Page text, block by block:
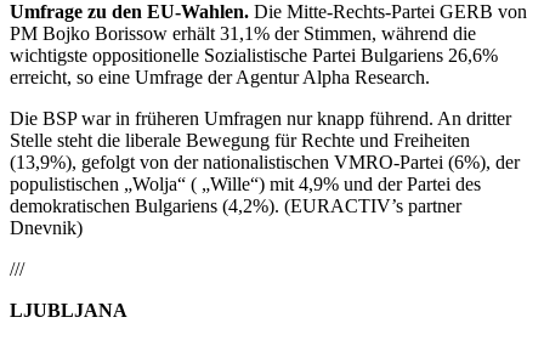
Umfrage zu den EU-Wahlen. Die Mitte-Rechts-Partei GERB von
PM Bojko Borissow erhält 31,1% der Stimmen, während die
wichtigste oppositionelle Sozialistische Partei Bulgariens 26,6%
erreicht, so eine Umfrage der Agentur Alpha Research.
Die BSP war in früheren Umfragen nur knapp führend. An dritter
Stelle steht die liberale Bewegung für Rechte und Freiheiten
(13,9%), gefolgt von der nationalistischen VMRO-Partei (6%), der
populistischen „Wolja“ ( „Wille“) mit 4,9% und der Partei des
demokratischen Bulgariens (4,2%). (EURACTIV’s partner
Dnevnik)
///
LJUBLJANA